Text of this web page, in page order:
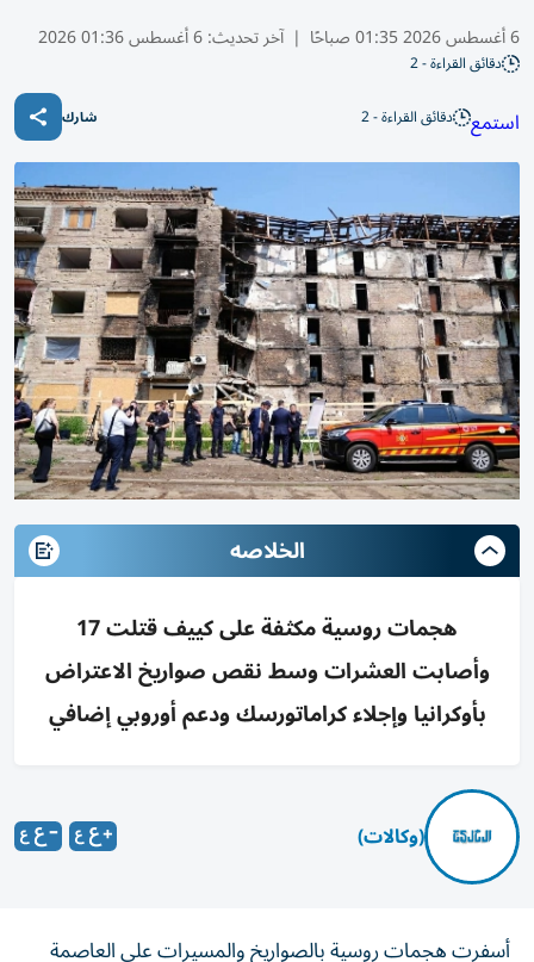
6 أغسطس 2026 01:35 صباحًا | آخر تحديث:6 أغسطس 01:36 2026
دقائق القراءة - 2
استمع دقائق القراءة - 2 شارك
الخلاصه
هجمات روسية مكثفة على كييف قتلت 17
وأصابت العشرات وسط نقص صواريخ الاعتراض
بأوكرانيا وإجلاء كراماتورسك ودعم أوروبي إضافي
(وكالات)
أسفرت هجمات روسية بالصواريخ والمسيرات على العاصمة